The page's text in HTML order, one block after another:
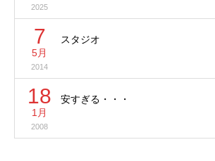
2025
7
5月
2014
スタジオ
18
1月
2008
安すぎる・・・